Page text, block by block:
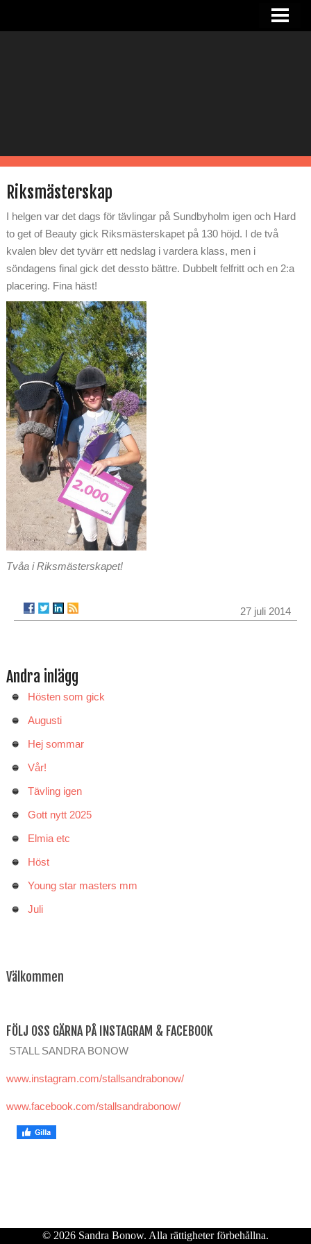
RIDHUS
KONTAKT
Riksmästerskap
I helgen var det dags för tävlingar på Sundbyholm igen och Hard
to get of Beauty gick Riksmästerskapet på 130 höjd. I de två
kvalen blev det tyvärr ett nedslag i vardera klass, men i
söndagens final gick det dessto bättre. Dubbelt felfritt och en 2:a
placering. Fina häst!
Tvåa i Riksmästerskapet!
27 juli 2014
Andra inlägg
Hösten som gick
Augusti
Hej sommar
Vår!
Tävling igen
Gott nytt 2025
Elmia etc
Höst
Young star masters mm
Juli
Välkommen
FÖLJ OSS GÄRNA PÅ INSTAGRAM & FACEBOOK
STALL SANDRA BONOW
www.instagram.com/stallsandrabonow/
www.facebook.com/stallsandrabonow/
© 2026 Sandra Bonow. Alla rättigheter förbehållna.